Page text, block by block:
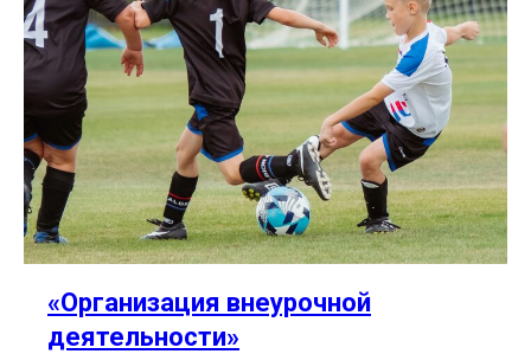
«Организация внеурочной
деятельности»